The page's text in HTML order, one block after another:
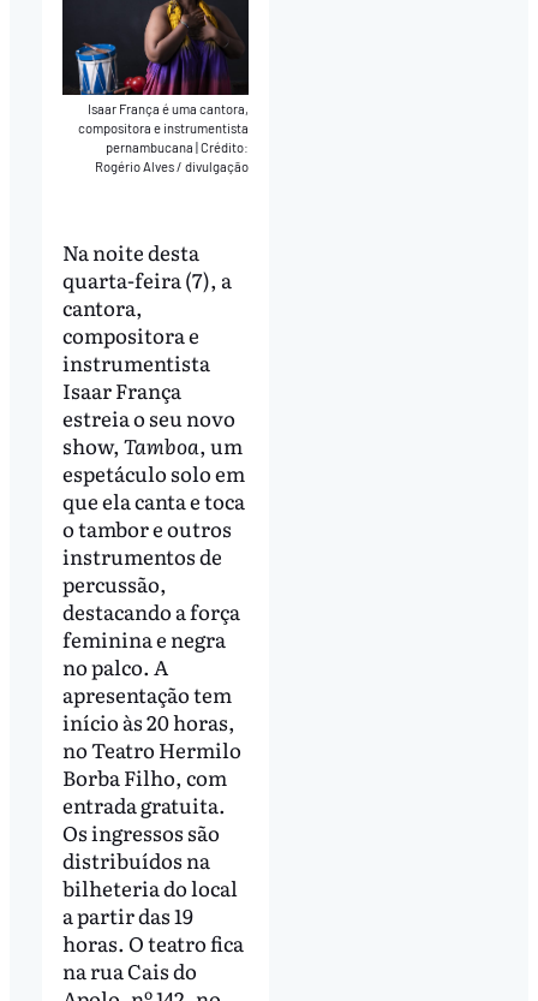
Isaar França é uma cantora,
compositora e instrumentista
pernambucana Crédito:
Rogério Alves / divulgação
Na noite desta
quarta-feira (7), a
cantora,
compositora e
instrumentista
Isaar França
estreia o seu novo
show, Tamboa, um
espetáculo solo em
que ela canta e toca
o tambor e outros
instrumentos de
percussão,
destacando a força
feminina e negra
no palco. A
apresentação tem
início às 20 horas,
no Teatro Hermilo
Borba Filho, com
entrada gratuita.
Os ingressos são
distribuídos na
bilheteria do local
a partir das 19
horas. O teatro fica
na rua Cais do